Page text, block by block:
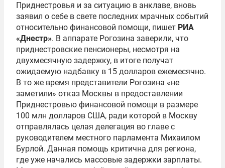
Приднестровья и за ситуацию в анклаве, вновь
заявил о себе в свете последних мрачных событий
относительно финансовой помощи, пишет РИА
«Днестр». В аппарате Рогозина заверили, что
приднестровские пенсионеры, несмотря на
двухмесячную задержку, в итоге получат
ожидаемую надбавку в 15 долларов ежемесячно.
В то же время представители Рогозина «не
заметили» отказ Москвы в предоставлении
Приднестровью финансовой помощи в размере
100 млн долларов США, ради которой в Москву
отправлялась целая делегация во главе с
руководителем местного парламента Михаилом
Бурлой. Данная помощь критична для региона,
где уже начались массовые задержки зарплаты.